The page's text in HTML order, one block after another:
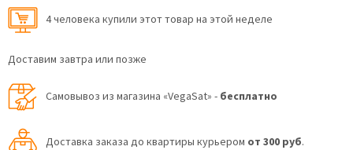
4 человекa купили этот товар на этой неделе
Доставим завтра или позже
Самовывоз из магазина «VegaSat» - бесплатно
Доставка заказа до квартиры курьером от 300 руб.